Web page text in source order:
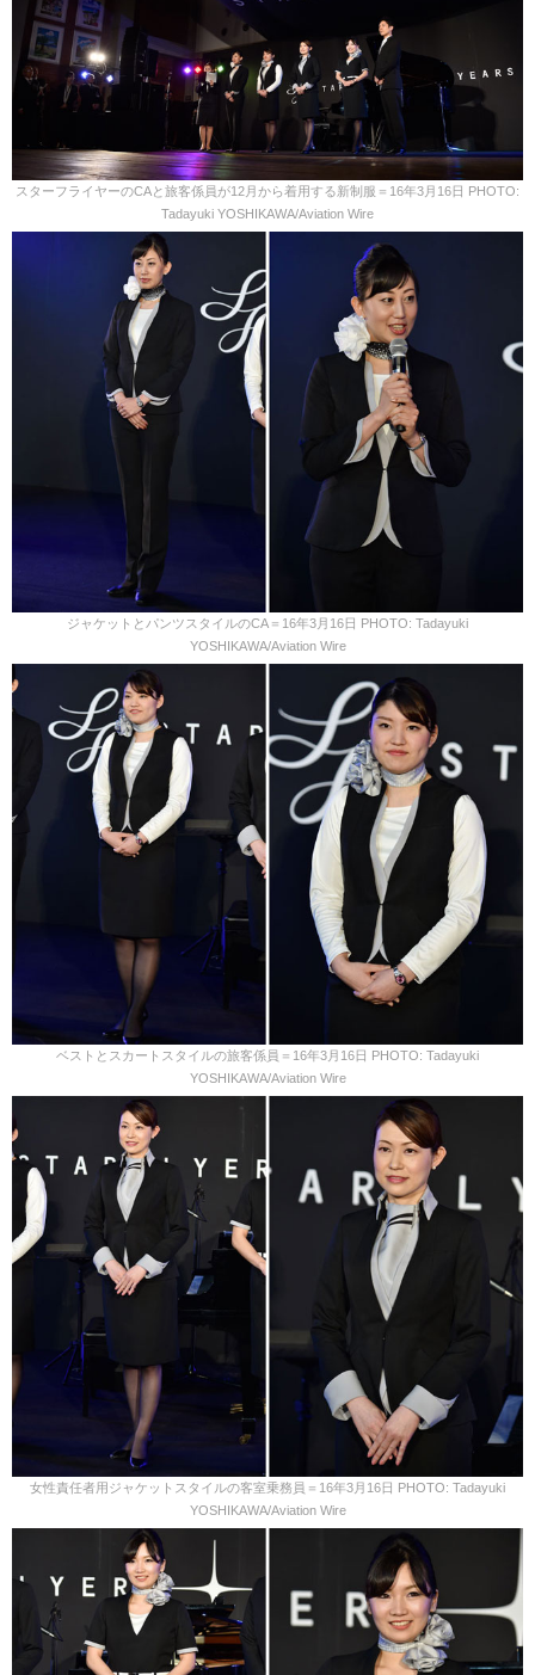
スターフライヤーのCAと旅客係員が12月から着用する新制服＝16年3月16日 PHOTO:
Tadayuki YOSHIKAWA/Aviation Wire
ジャケットとパンツスタイルのCA＝16年3月16日 PHOTO: Tadayuki
YOSHIKAWA/Aviation Wire
ベストとスカートスタイルの旅客係員＝16年3月16日 PHOTO: Tadayuki
YOSHIKAWA/Aviation Wire
女性責任者用ジャケットスタイルの客室乗務員＝16年3月16日 PHOTO: Tadayuki
YOSHIKAWA/Aviation Wire